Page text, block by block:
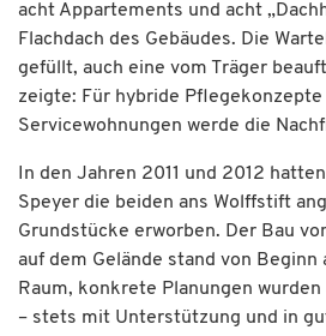
acht Appartements und acht
Flachdach des Gebäudes. Die
gefüllt, auch eine vom Träger
zeigte: Für hybride Pflegekonzepte
Servicewohnungen werde die
In den Jahren 2011 und 2012
Speyer die beiden ans Wolffstift
Grundstücke erworben. Der Bau
auf dem Gelände stand von Beginn
Raum, konkrete Planungen
– stets mit Unterstützung und in